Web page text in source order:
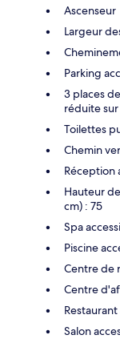
Ascenseur
Largeur
Parking
3 places
réduite
Toilettes
Chemin
Réception
Hauteur
cm) : 75
Spa
Piscine
Centre de
Centre
Salon